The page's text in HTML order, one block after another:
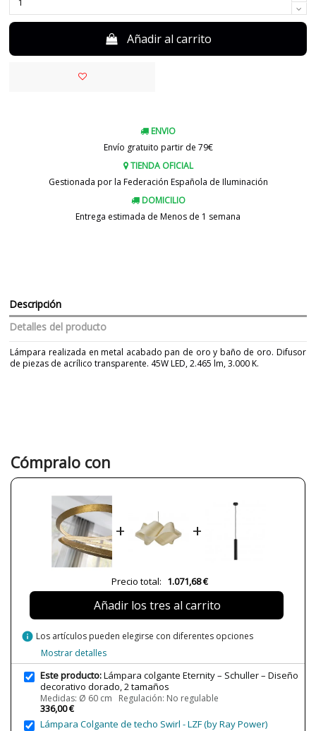
Añadir al carrito
ENVIO
Envío gratuito partir de 79€
TIENDA OFICIAL
Gestionada por la Federación Española de Iluminación
DOMICILIO
Entrega estimada de Menos de 1 semana
Descripción
Detalles del producto
Lámpara realizada en metal acabado pan de oro y baño de oro. Difusor
de piezas de acrílico transparente. 45W LED, 2.465 lm, 3.000 K.
Alto (cm)
25 cm
Diámetro (cm)
97 cm
Peso Neto (KG)
2.3 kg
3.58 kg
Plazo de Envío
Menos de 1 semana
180/240V
LED
Lumens (LED)
2465 lm
3588 lm
Potencia en Vatios
64W
Temperatura de Color
3000K (luz cálida-neutra)
Vida Útil Aproximada LED
CRI (LED)
80
Cómpralo con
+ +
Precio total: 1.071,68 €
Añadir los tres al carrito
info Los artículos pueden elegirse con diferentes opciones
Mostrar detalles
Este producto:Lámpara colgante Eternity – Schuller – Diseño
decorativo dorado, 2 tamaños
Medidas: Ø 60 cm Regulación: No regulable
336,00 €
Lámpara Colgante de techo Swirl - LZF (by Ray Power)